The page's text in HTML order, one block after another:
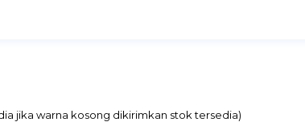
jika warna kosong dikirimkan stok tersedia)